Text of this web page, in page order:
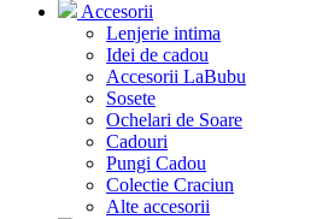
Accesorii
Lenjerie intima
Idei de cadou
Accesorii LaBubu
Sosete
Ochelari de Soare
Cadouri
Pungi Cadou
Colectie Craciun
Alte accesorii